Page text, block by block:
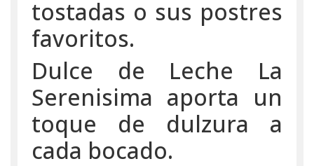
tostadas o sus postres
favoritos.
Dulce de Leche La
Serenisima aporta un
toque de dulzura a
cada bocado.